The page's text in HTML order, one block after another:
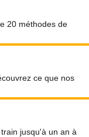
20 méthodes de
ce que nos
jusqu'à un an à